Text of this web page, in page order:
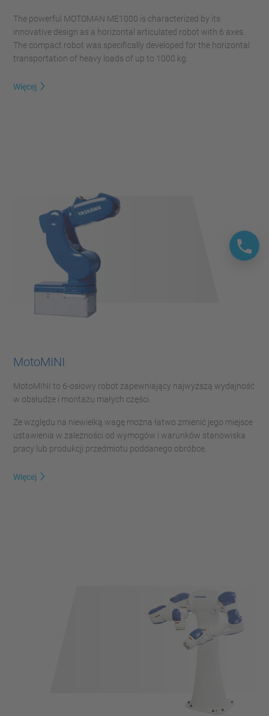
The powerful MOTOMAN ME1000 is characterized by its
innovative design as a horizontal articulated robot with 6 axes.
The compact robot was specifically developed for the horizontal
transportation of heavy loads of up to 1000 kg.
Więcej
MotoMINI
MotoMINI to 6-osiowy robot zapewniający najwyższą wydajność
w obsłudze i montażu małych części.
Ze względu na niewielką wagę można łatwo zmienić jego miejsce
ustawienia w zależności od wymogów i warunków stanowiska
pracy lub produkcji przedmiotu poddanego obróbce.
Więcej